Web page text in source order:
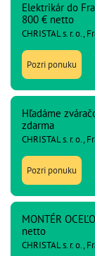
Elektrikár do
800 € netto
CHRISTAL s. r. o.,
Pozri ponuku
Hľadáme
zdarma
CHRISTAL s. r. o.,
Pozri ponuku
MONTÉR
netto
CHRISTAL s. r. o.,